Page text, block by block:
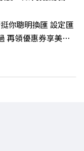
見》更多的社群：
bit.ly/38jNi9k
你聰明換匯 設定匯
再領優惠券享美金
9d7lr7
應評估涉及自身情
訊。 —— 以上為
高雄專區成立滿週
管理業務，正迎來